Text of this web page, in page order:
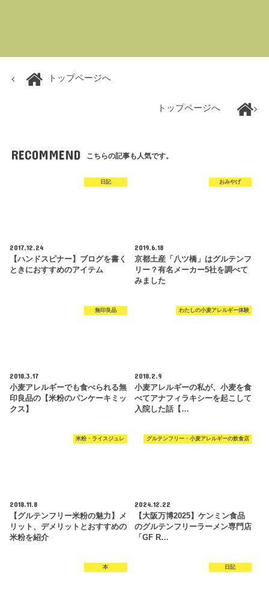
トップページへ
トップページへ
RECOMMEND こちらの記事も人気です。
日記
2017.12.24
【ハンドスピナー】ブログを書く
ときにおすすめのアイテム
おみやげ
2019.6.18
京都土産「八ツ橋」はグルテンフ
リー？有名メーカー5社を調べて
みました
無印良品
2018.3.17
小麦アレルギーでも食べられる無
印良品の【米粉のパンケーキミッ
クス】
わたしの小麦アレルギー体験
2018.2.9
小麦アレルギーの私が、小麦を食
べてアナフィラキシーを起こして
入院した話【…
米粉・ライスジュレ
2018.11.8
【グルテンフリー米粉の魅力】メ
リット、デメリットとおすすめの
米粉を紹介
グルテンフリー・小麦アレルギーの飲食店
2024.12.22
【大阪万博2025】ケンミン食品
のグルテンフリーラーメン専門店
「GF R…
本 日記